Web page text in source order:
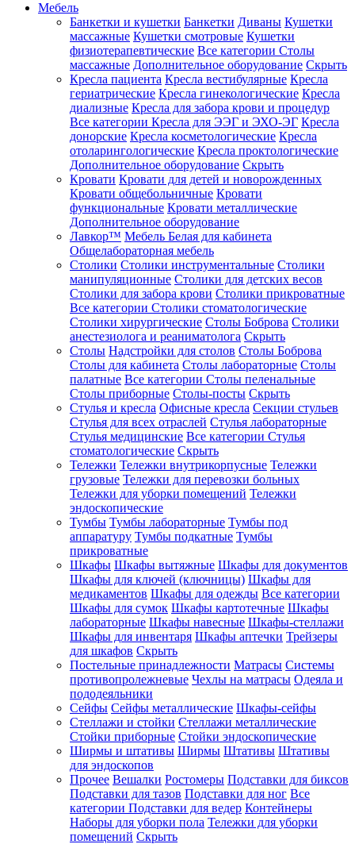
Мебель
Банкетки и кушетки Банкетки Диваны Кушетки
массажные Кушетки смотровые Кушетки
физиотерапевтические Все категории Столы
массажные Дополнительное оборудование Скрыть
Кресла пациента Кресла вестибулярные Кресла
гериатрические Кресла гинекологические Кресла
диализные Кресла для забора крови и процедур
Все категории Кресла для ЭЭГ и ЭХО-ЭГ Кресла
донорские Кресла косметологические Кресла
отоларингологические Кресла проктологические
Дополнительное оборудование Скрыть
Кровати Кровати для детей и новорожденных
Кровати общебольничные Кровати
функциональные Кровати металлические
Дополнительное оборудование
Лавкор™ Мебель Белая для кабинета
Общелабораторная мебель
Столики Столики инструментальные Столики
манипуляционные Столики для детских весов
Столики для забора крови Столики прикроватные
Все категории Столики стоматологические
Столики хирургические Столы Боброва Столики
анестезиолога и реаниматолога Скрыть
Столы Надстройки для столов Столы Боброва
Столы для кабинета Столы лабораторные Столы
палатные Все категории Столы пеленальные
Столы приборные Столы-посты Скрыть
Стулья и кресла Офисные кресла Секции стульев
Стулья для всех отраслей Стулья лабораторные
Стулья медицинские Все категории Стулья
стоматологические Скрыть
Тележки Тележки внутрикорпусные Тележки
грузовые Тележки для перевозки больных
Тележки для уборки помещений Тележки
эндоскопические
Тумбы Тумбы лабораторные Тумбы под
аппаратуру Тумбы подкатные Тумбы
прикроватные
Шкафы Шкафы вытяжные Шкафы для документов
Шкафы для ключей (ключницы) Шкафы для
медикаментов Шкафы для одежды Все категории
Шкафы для сумок Шкафы картотечные Шкафы
лабораторные Шкафы навесные Шкафы-стеллажи
Шкафы для инвентаря Шкафы аптечки Трейзеры
для шкафов Скрыть
Постельные принадлежности Матрасы Системы
противопролежневые Чехлы на матрасы Одеяла и
пододеяльники
Сейфы Сейфы металлические Шкафы-сейфы
Стеллажи и стойки Стеллажи металлические
Стойки приборные Стойки эндоскопические
Ширмы и штативы Ширмы Штативы Штативы
для эндоскопов
Прочее Вешалки Ростомеры Подставки для биксов
Подставки для тазов Подставки для ног Все
категории Подставки для ведер Контейнеры
Наборы для уборки пола Тележки для уборки
помещений Скрыть